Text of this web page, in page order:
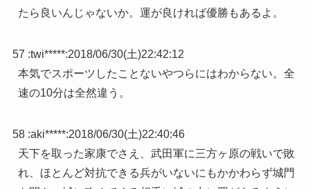
たら良いんじゃないか。運が良ければ優勝もあるよ。
57 :twi*****:2018/06/30(土)22:42:12
本気でスポーツしたことないやつらにはわからない。全
速の10分は全然違う。
58 :aki*****:2018/06/30(土)22:40:46
天下を取った家康でさえ、武田軍に三方ヶ原の戦いで敗
れ、ほとんど対抗できる兵がいないにもかかわらず城門